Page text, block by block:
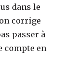
dans le
corrige
passer à
compte en